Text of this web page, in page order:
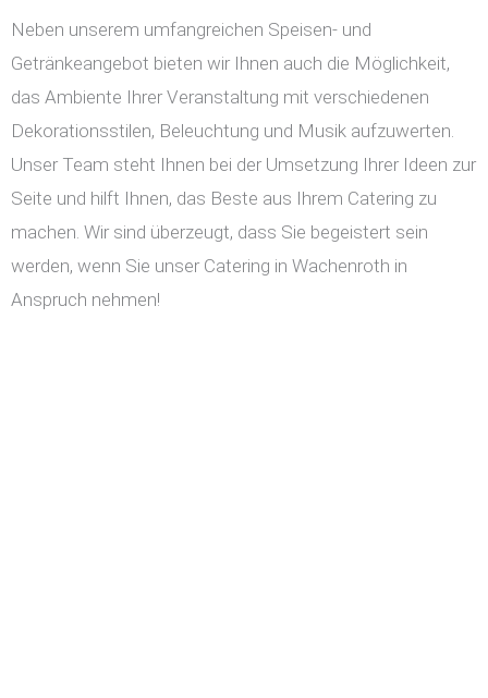
Neben unserem umfangreichen Speisen- und
Getränkeangebot bieten wir Ihnen auch die Möglichkeit,
das Ambiente Ihrer Veranstaltung mit verschiedenen
Dekorationsstilen, Beleuchtung und Musik aufzuwerten.
Unser Team steht Ihnen bei der Umsetzung Ihrer Ideen zur
Seite und hilft Ihnen, das Beste aus Ihrem Catering zu
machen. Wir sind überzeugt, dass Sie begeistert sein
werden, wenn Sie unser Catering in Wachenroth in
Anspruch nehmen!